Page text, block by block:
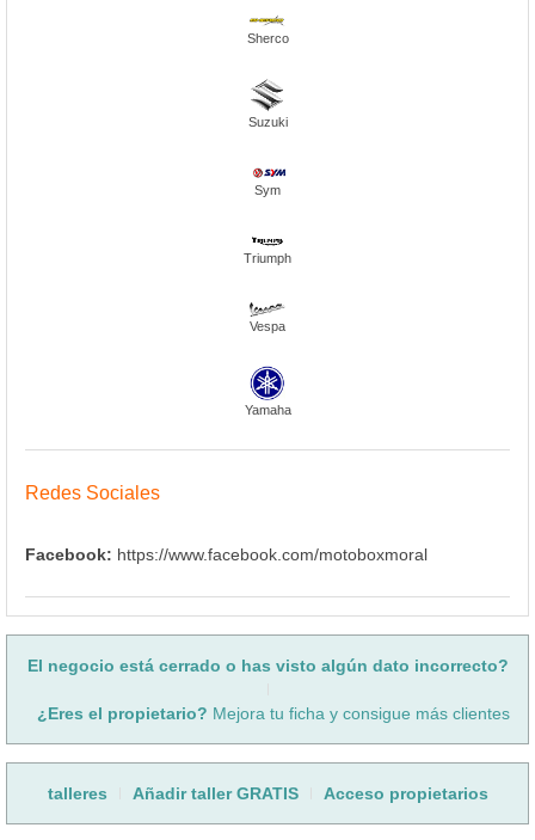
Sherco
Suzuki
Sym
Triumph
Vespa
Yamaha
Redes Sociales
Facebook: https://www.facebook.com/motoboxmoral
El negocio está cerrado o has visto algún dato incorrecto?
¿Eres el propietario? Mejora tu ficha y consigue más clientes
talleres Añadir taller GRATIS Acceso propietarios